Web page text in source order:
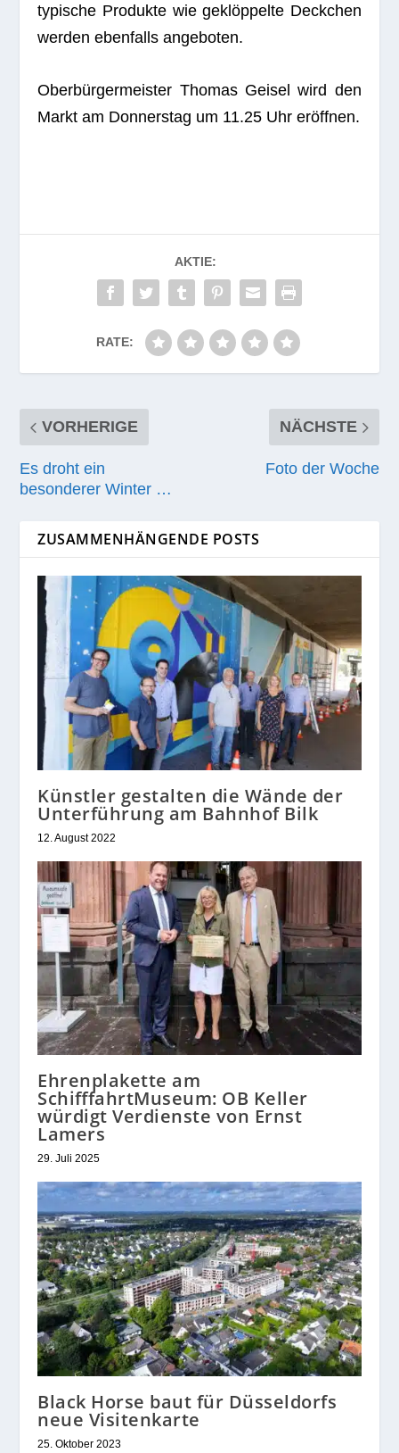
ty­pi­sche Pro­dukte wie geklöp­pelte Deck­chen
wer­den eben­falls angeboten.
Ober­bür­ger­meis­ter Tho­mas Gei­sel wird den
Markt am Don­ners­tag um 11.25 Uhr eröffnen.
AKTIE:
RATE:
VORHERIGE
Es droht ein
besonderer Winter …
NÄCHSTE
Foto der Woche
ZUSAMMENHÄNGENDE POSTS
Künstler gestalten die Wände der
Unterführung am Bahnhof Bilk
12. August 2022
Ehrenplakette am
SchifffahrtMuseum: OB Keller
würdigt Verdienste von Ernst
Lamers
29. Juli 2025
Black Horse baut für Düsseldorfs
neue Visitenkarte
25. Oktober 2023